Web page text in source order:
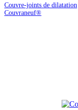
Couvre-joints de dilatation
Couvraneuf®